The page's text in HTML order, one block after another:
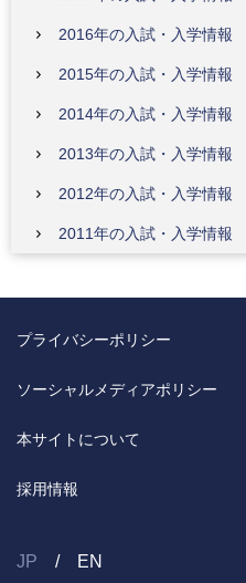
2016年の入試・入学情報
2015年の入試・入学情報
2014年の入試・入学情報
2013年の入試・入学情報
2012年の入試・入学情報
2011年の入試・入学情報
プライバシーポリシー
ソーシャルメディアポリシー
本サイトについて
採用情報
JP EN